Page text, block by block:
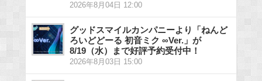
2026年8月04日 12:00
グッドスマイルカンパニーより「ねんど
ろいどどーる 初音ミク ∞Ver.」が
8/19（水）まで好評予約受付中！
2026年8月03日 15:00